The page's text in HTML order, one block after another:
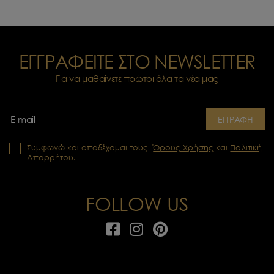
ΕΓΓΡΑΦΕΙΤΕ ΣΤΟ NEWSLETTER
Για να μαθαίνετε πρώτοι όλα τα νέα μας
ΕΓΓΡΑΦΗ
Συμφωνώ και αποδέχομαι τουςΌρους Χρήσης και Πολιτική
Απορρήτου.
FOLLOW US